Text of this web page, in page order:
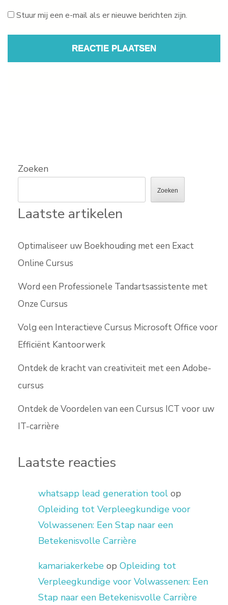
Stuur mij een e-mail als er nieuwe berichten zijn.
Zoeken
Zoeken
Laatste artikelen
Optimaliseer uw Boekhouding met een Exact
Online Cursus
Word een Professionele Tandartsassistente met
Onze Cursus
Volg een Interactieve Cursus Microsoft Office voor
Efficiënt Kantoorwerk
Ontdek de kracht van creativiteit met een Adobe-
cursus
Ontdek de Voordelen van een Cursus ICT voor uw
IT-carrière
Laatste reacties
whatsapp lead generation tool op
Opleiding tot Verpleegkundige voor
Volwassenen: Een Stap naar een
Betekenisvolle Carrière
kamariakerkebe op Opleiding tot
Verpleegkundige voor Volwassenen: Een
Stap naar een Betekenisvolle Carrière